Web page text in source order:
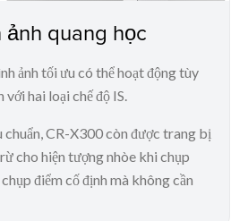
quang học
ảnh tối ưu có thể hoạt động tùy
hai loại chế độ IS.
chuẩn, CR-X300 còn được trang bị
cho hiện tượng nhòe khi chụp
điểm cố định mà không cần